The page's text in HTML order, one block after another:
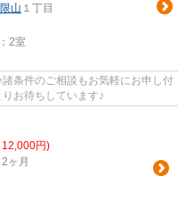
山 １丁目
2室
条件のご相談もお気軽にお申し付
お待ちしています♪
円)
ヶ月